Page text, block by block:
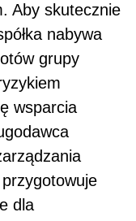
Aby skutecznie
nabywa
grupy
wsparcia
dla